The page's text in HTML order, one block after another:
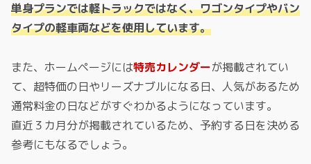
単身プランでは軽トラックではなく、ワゴンタイプやバン
タイプの軽車両などを使用しています。
また、ホームページには特売カレンダーが掲載されてい
て、超特価の日やリーズナブルになる日、人気があるため
通常料金の日などがすぐわかるようになっています。
直近３カ月分が掲載されているため、予約する日を決める
参考にもなるでしょう。